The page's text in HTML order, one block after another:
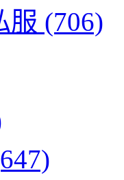
服 (706)